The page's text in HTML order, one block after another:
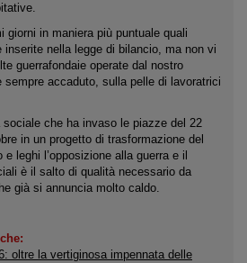
giorni in maniera più puntuale quali
inserite nella legge di bilancio, ma non vi
guerrafondaie operate dal nostro
sempre accaduto, sulla pelle di lavoratrici
che ha invaso le piazze del 22
in un progetto di trasformazione del
leghi l’opposizione alla guerra e il
è il salto di qualità necessario da
già si annuncia molto caldo.
oltre la vertiginosa impennata delle